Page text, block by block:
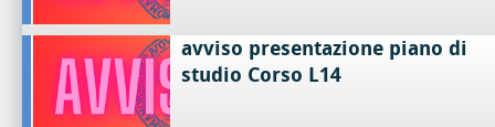
avviso presentazione piano di
studio Corso L14